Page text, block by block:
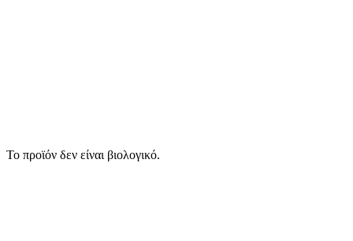
Το προϊόν δεν είναι βιολογικό.